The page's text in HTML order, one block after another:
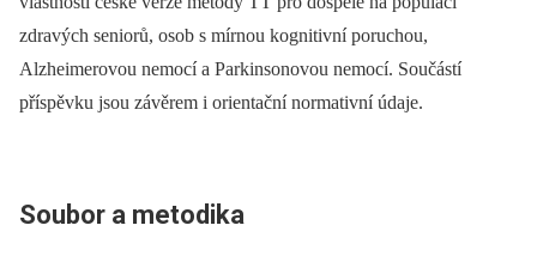
zdravých seniorů, osob s mírnou kognitivní poruchou,
Alzheimerovou nemocí a Parkinsonovou nemocí. Součástí
příspěvku jsou závěrem i orientační normativní údaje.
Soubor a metodika